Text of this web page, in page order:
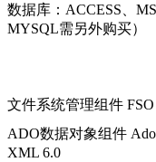
数据库：ACCESS、
MYSQL需另外购买）
文件系统管理组件 FSO
ADO数据对象组件
XML 6.0